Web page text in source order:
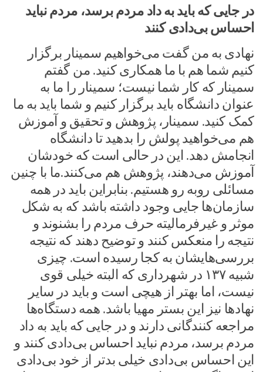
در جایی که باید به داد مردم برسد، مردم نباید
احساس بی‌دادی کنند
نهادی به من گفت می‌خواهیم سمینار برگزار
کنیم شما هم با ما همکاری کنید. من گفتم
سمینار که کار شما نیست؛ سمینار را ما به
عنوان دانشگاه باید برگزار کنیم و شما باید به ما
کمک کنید. سمینار، پژوهش و تحقیق و آموزش
هم می‌خواهید پولش را بدهید تا دانشگاه
انجامش دهد. این در حالی است که خودشان
آموزش می‌دهند، پژوهش هم می‌کنند.ما با چنین
مسائلی روبه رو هستیم. بنابراین باید در همه
سازمان‌ها جایی وجود داشته باشد که به شکل
موثر و غیرفرمالیته حرف مردم را بشنوند و
نتیجه را منعکس کنند و توضیح دهند که نتیجه
بررسی‌هایشان به کجا رسیده است. چیزی
شبیه ۱۳۷ در شهرداری که البته خیلی قوی
نیست، اما بهتر از هیچی است و باید در سایر
نهادها نیز این بستر مهیا باشد. همه دستگاه‌ها
مراجعه کنندگانی دارند و در جایی که باید به داد
مردم برسد، مردم نباید احساس بی‌دادی کنند و
این احساس بی‌دادی خیلی بدتر از خود بی‌دادی